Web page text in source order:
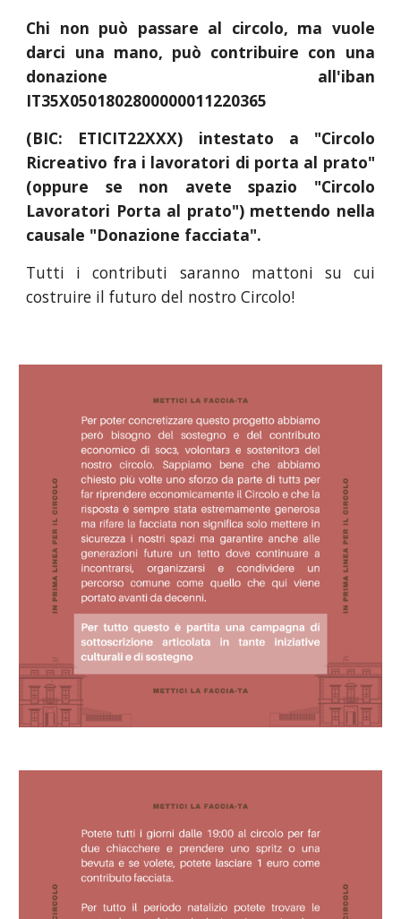
Chi non può passare al circolo, ma vuole
darci una mano, può contribuire con una
donazione all'iban
IT35X0501802800000011220365
(BIC: ETICIT22XXX) intestato a "Circolo
Ricreativo fra i lavoratori di porta al prato"
(oppure se non avete spazio "Circolo
Lavoratori Porta al prato") mettendo nella
causale "Donazione facciata".
Tutti i contributi saranno mattoni su cui
costruire il futuro del nostro Circolo!